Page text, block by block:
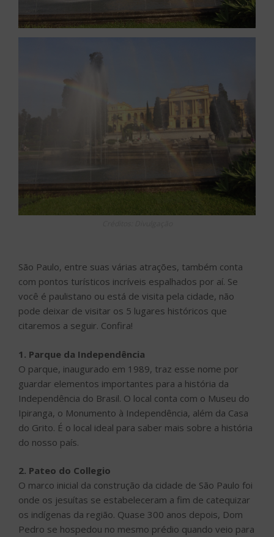
São Paulo, entre suas várias atrações, também conta
com pontos turísticos incríveis espalhados por aí. Se
você é paulistano ou está de visita pela cidade, não
pode deixar de visitar os 5 lugares históricos que
citaremos a seguir. Confira!
1. Parque da Independência
O parque, inaugurado em 1989, traz esse nome por
guardar elementos importantes para a história da
Independência do Brasil. O local conta com o Museu do
Ipiranga, o Monumento à Independência, além da Casa
do Grito. É o local ideal para saber mais sobre a história
do nosso país.
2. Pateo do Collegio
O marco inicial da construção da cidade de São Paulo foi
onde os jesuítas se estabeleceram a fim de catequizar
os indígenas da região. Quase 300 anos depois, Dom
Pedro se hospedou no mesmo prédio quando veio para